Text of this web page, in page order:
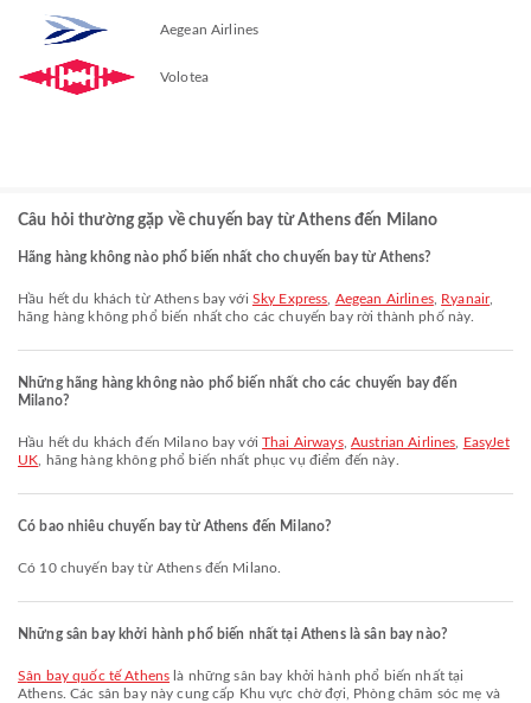
Aegean Airlines
Volotea
Câu hỏi thường gặp về chuyến bay từ Athens đến Milano
Hãng hàng không nào phổ biến nhất cho chuyến bay từ Athens?
Hầu hết du khách từ Athens bay với Sky Express Aegean Airlines, Ryanair,
hãng hàng không phổ biến nhất cho các chuyến bay rời thành phố này.
Những hãng hàng không nào phổ biến nhất cho các chuyến bay đến
Milano?
Hầu hết du khách đến Milano bay vớiThai Airways,Austrian Airlines
EasyJet
UK , hãng hàng không phổ biến nhất phục vụ điểm đến này.
Có bao nhiêu chuyến bay từ Athens đến Milano?
Có 10 chuyến bay từ Athens đến Milano.
Những sân bay khởi hành phổ biến nhất tại Athens là sân bay nào?
Sân bay quốc tế Athens là những sân bay khởi hành phổ biến nhất tại
Athens. Các sân bay này cung cấp Khu vực chờ đợi, Phòng chăm sóc mẹ và